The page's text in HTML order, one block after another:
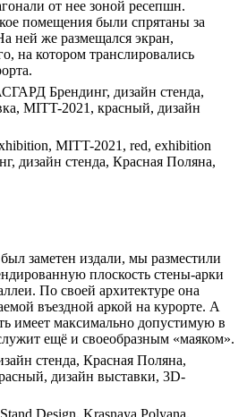
от нее зоной ресепшн.
помещения были спрятаны за
ней же размещался экран,
на котором транслировались
заметен издали, мы разместили
плоскость стены-арки
По своей архитектуре она
въездной аркой на курорте. А
имеет максимально допустимую в
ещё и своеобразным «маяком».